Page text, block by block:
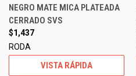
NEGRO MATE MICA PLATEADA
CERRADO SVS
$1,437
RODA
VISTA RÁPIDA